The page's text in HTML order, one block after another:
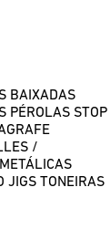
BAIXADAS
PÉROLAS STOP
/
JIGS TONEIRAS